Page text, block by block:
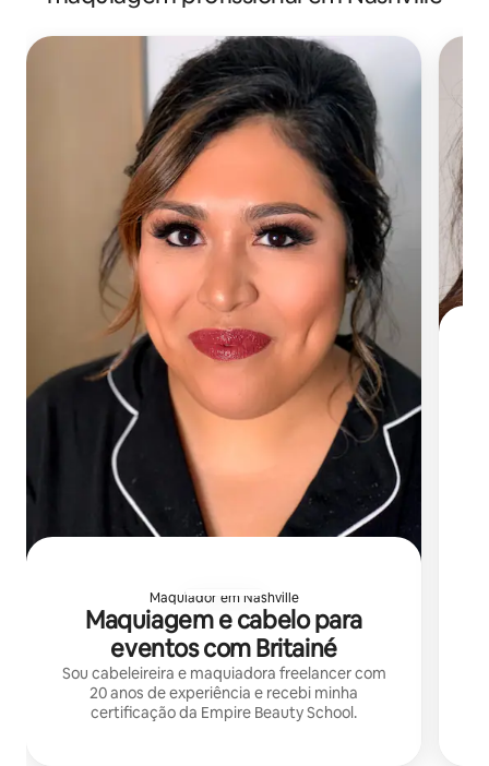
Maquiador em Nashville
Maquiagem e cabelo para
eventos com Britainé
Sou cabeleireira e maquiadora freelancer com
20 anos de experiência e recebi minha
certificação da Empire Beauty School.